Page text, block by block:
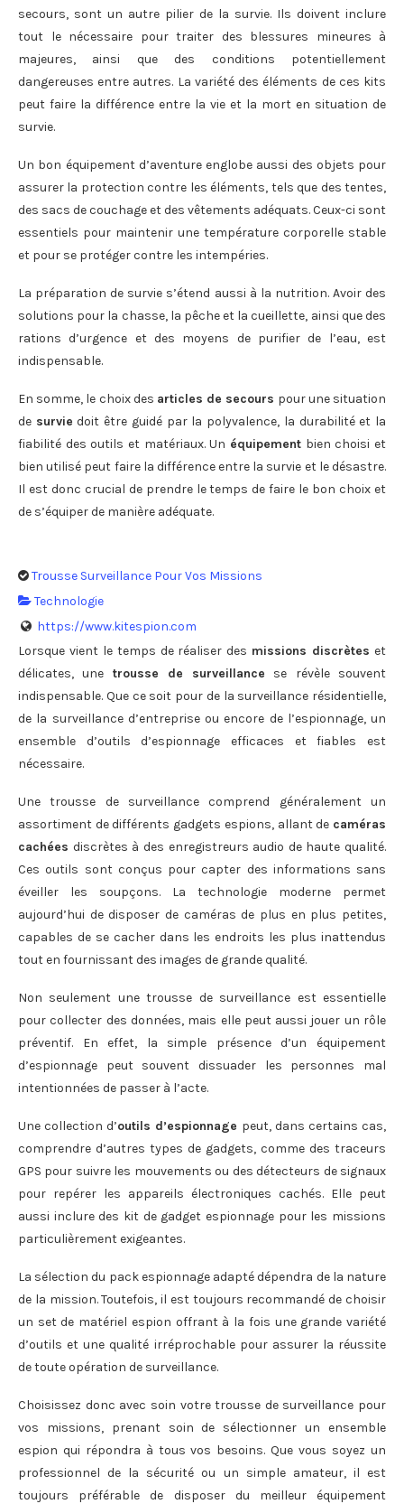
secours, sont un autre pilier de la survie. Ils doivent inclure
tout le nécessaire pour traiter des blessures mineures à
majeures, ainsi que des conditions potentiellement
dangereuses entre autres. La variété des éléments de ces kits
peut faire la différence entre la vie et la mort en situation de
survie.
Un bon équipement d’aventure englobe aussi des objets pour
assurer la protection contre les éléments, tels que des tentes,
des sacs de couchage et des vêtements adéquats. Ceux-ci sont
essentiels pour maintenir une température corporelle stable
et pour se protéger contre les intempéries.
La préparation de survie s’étend aussi à la nutrition. Avoir des
solutions pour la chasse, la pêche et la cueillette, ainsi que des
rations d’urgence et des moyens de purifier de l’eau, est
indispensable.
En somme, le choix des articles de secours pour une situation
de survie doit être guidé par la polyvalence, la durabilité et la
fiabilité des outils et matériaux. Un équipement bien choisi et
bien utilisé peut faire la différence entre la survie et le désastre.
Il est donc crucial de prendre le temps de faire le bon choix et
de s’équiper de manière adéquate.
Trousse Surveillance Pour Vos Missions
Technologie
https://www.kitespion.com
Lorsque vient le temps de réaliser des missions discrètes et
délicates, une trousse de surveillance se révèle souvent
indispensable. Que ce soit pour de la surveillance résidentielle,
de la surveillance d’entreprise ou encore de l’espionnage, un
ensemble d’outils d’espionnage efficaces et fiables est
nécessaire.
Une trousse de surveillance comprend généralement un
assortiment de différents gadgets espions, allant de caméras
cachées discrètes à des enregistreurs audio de haute qualité.
Ces outils sont conçus pour capter des informations sans
éveiller les soupçons. La technologie moderne permet
aujourd’hui de disposer de caméras de plus en plus petites,
capables de se cacher dans les endroits les plus inattendus
tout en fournissant des images de grande qualité.
Non seulement une trousse de surveillance est essentielle
pour collecter des données, mais elle peut aussi jouer un rôle
préventif. En effet, la simple présence d’un équipement
d’espionnage peut souvent dissuader les personnes mal
intentionnées de passer à l’acte.
Une collection d’outils d’espionnage peut, dans certains cas,
comprendre d’autres types de gadgets, comme des traceurs
GPS pour suivre les mouvements ou des détecteurs de signaux
pour repérer les appareils électroniques cachés. Elle peut
aussi inclure des kit de gadget espionnage pour les missions
particulièrement exigeantes.
La sélection du pack espionnage adapté dépendra de la nature
de la mission. Toutefois, il est toujours recommandé de choisir
un set de matériel espion offrant à la fois une grande variété
d’outils et une qualité irréprochable pour assurer la réussite
de toute opération de surveillance.
Choisissez donc avec soin votre trousse de surveillance pour
vos missions, prenant soin de sélectionner un ensemble
espion qui répondra à tous vos besoins. Que vous soyez un
professionnel de la sécurité ou un simple amateur, il est
toujours préférable de disposer du meilleur équipement